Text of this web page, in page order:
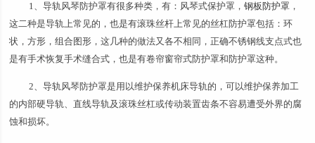
1、导轨风琴防护罩有很多种类，有：风琴式保护罩，钢板防护罩 ，
这二种是导轨上常见的，也是有滚珠丝杆上常见的丝杠防护罩包括：环
状，方形，组合图形，这几种的做法又各不相同，正确不锈钢线支点式也
是有手术恢复手术缝合式，也是有卷帘窗帘式防护罩和防护罩这种。
2、导轨风琴防护罩是用以维护保养机床导轨的，可以维护保养加工
的内部硬导轨、直线导轨及滚珠丝杠或传动装置齿条不容易遭受外界的腐
蚀和损坏。